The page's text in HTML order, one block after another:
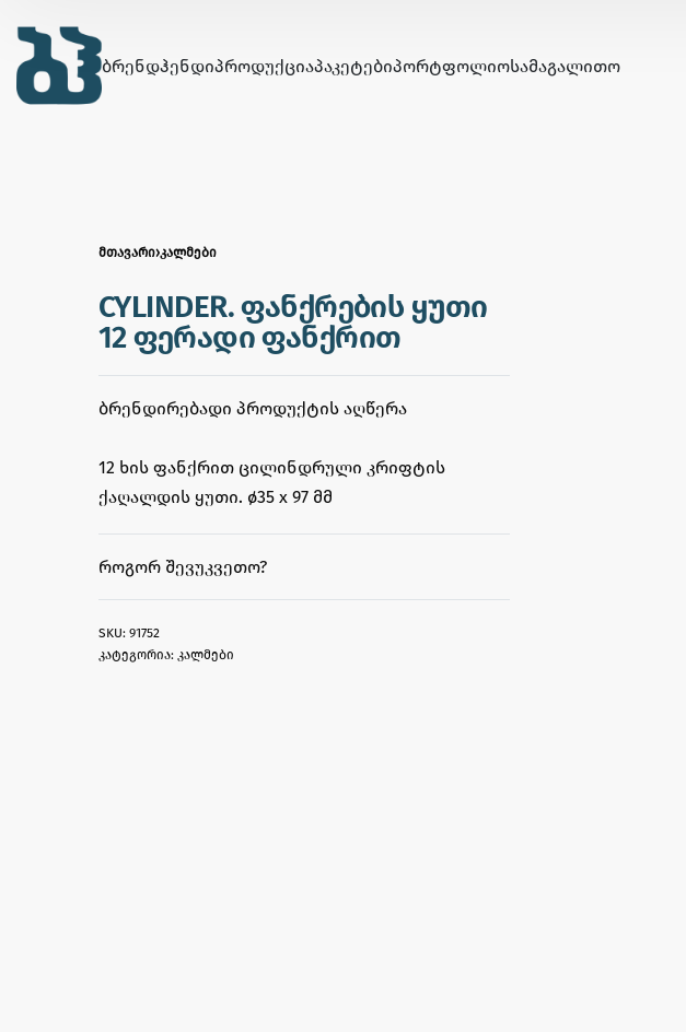
ᲑᲠᲔᲜᲓᲰᲔᲜᲓᲘᲞᲠᲝᲓᲣᲥᲪᲘᲐᲞᲐᲙᲔᲢᲔᲑᲘᲞᲝᲠᲢᲤᲝᲚᲘᲝᲡᲐᲛᲐᲒᲐᲚᲘᲗᲝ
ᲛᲗᲐᲕᲐᲠᲘ›ᲙᲐᲚᲛᲔᲑᲘ
CYLINDER. ფანქრების ყუთი
12 ფერადი ფანქრით
ᲑᲠᲔᲜᲓᲘᲠᲔᲑᲐᲓᲘ ᲞᲠᲝᲓᲣᲥᲢᲘᲡ ᲐᲦᲬᲔᲠᲐ
12 ხის ფანქრით ცილინდრული კრიფტის
ქაღალდის ყუთი. ø35 x 97 მმ
ᲠᲝᲒᲝᲠ ᲨᲔᲕᲣᲙᲕᲔᲗᲝ?
91752
კატეგორია: კალმები